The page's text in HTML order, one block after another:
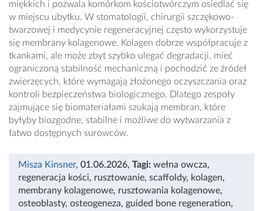
miękkich i pozwala komórkom kościotwórczym osiedlać się
w miejscu ubytku. W stomatologii, chirurgii szczękowo-
twarzowej i medycynie regeneracyjnej często wykorzystuje
się membrany kolagenowe. Kolagen dobrze współpracuje z
tkankami, ale może zbyt szybko ulegać degradacji, mieć
ograniczoną stabilność mechaniczną i pochodzić ze źródeł
zwierzęcych, które wymagają złożonego oczyszczania oraz
kontroli bezpieczeństwa biologicznego. Dlatego zespoły
zajmujące się biomateriałami szukają membran, które
byłyby biozgodne, stabilne i możliwe do wytwarzania z
łatwo dostępnych surowców.
Misza Kinsner, 01.06.2026, Tagi: wełna owcza,
regeneracja kości, rusztowanie, scaffoldy, kolagen,
membrany kolagenowe, rusztowania kolagenowe,
osteoblasty, osteogeneza, guided bone regeneration,